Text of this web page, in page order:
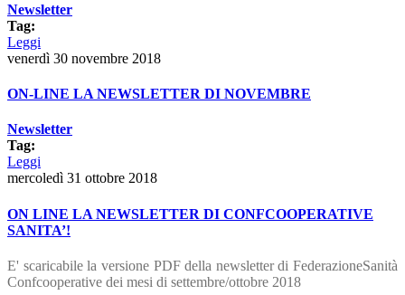
Newsletter
Tag:
Leggi
venerdì 30 novembre 2018
ON-LINE LA NEWSLETTER DI NOVEMBRE
Newsletter
Tag:
Leggi
mercoledì 31 ottobre 2018
ON LINE LA NEWSLETTER DI CONFCOOPERATIVE
SANITA’!
E' scaricabile la versione PDF della newsletter di FederazioneSanità
Confcooperative dei mesi di settembre/ottobre 2018